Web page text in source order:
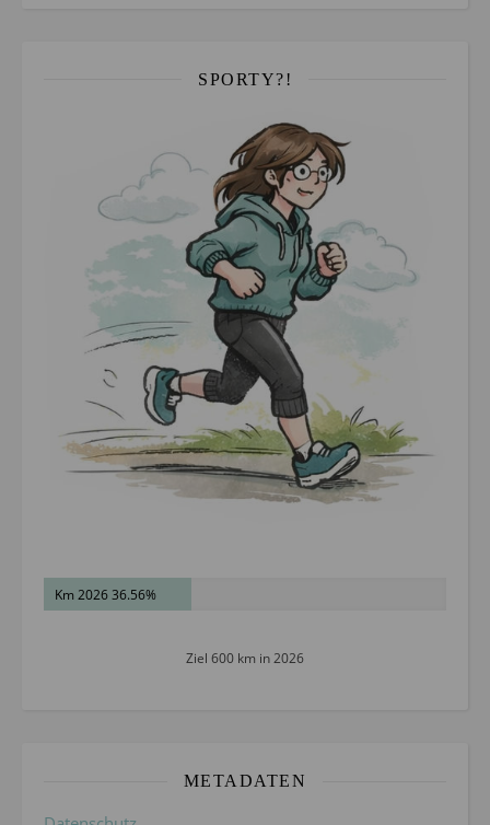
SPORTY?!
Km 2026 36.56%
Ziel 600 km in 2026
METADATEN